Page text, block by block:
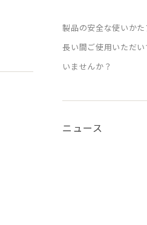
製品の安全な使いかた
長い間ご使用いただ
いませんか？
ニュース